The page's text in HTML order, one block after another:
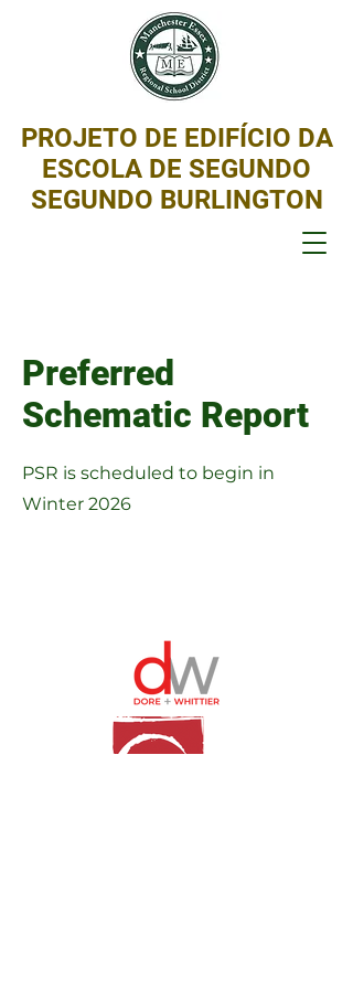
PROJETO DE EDIFÍCIO DA
ESCOLA DE SEGUNDO
SEGUNDO BURLINGTON
Preferred
Schematic Report
PSR is scheduled to begin in
Winter 2026